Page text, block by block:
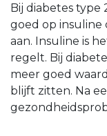
Bij diabetes
goed op insuline
aan. Insuline is
regelt. Bij
meer goed
blijft zitten. Na